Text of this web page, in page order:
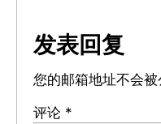
发表回复
您的邮箱地址不会被
评论 *